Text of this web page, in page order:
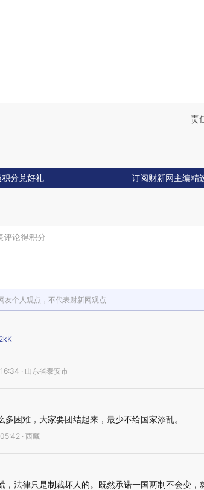
责
积分兑好礼 订阅财新网主编精
评论得积分
友个人观点，不代表财新网观点
· 山东省泰安市
多困难，大家要团结起来，最少不给国家添乱。
· 西藏
，法律只是制裁坏人的。既然承诺一国两制不会变，